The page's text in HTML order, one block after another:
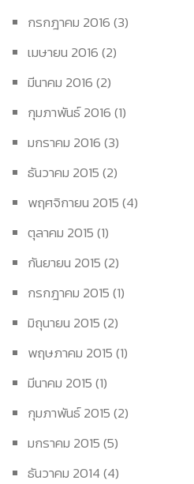
กรกฎาคม 2016(3)
เมษายน 2016(2)
มีนาคม 2016(2)
กุมภาพันธ์ 2016(1)
มกราคม 2016(3)
ธันวาคม 2015(2)
พฤศจิกายน 2015(4)
ตุลาคม 2015(1)
กันยายน 2015(2)
กรกฎาคม 2015(1)
มิถุนายน 2015(2)
พฤษภาคม 2015(1)
มีนาคม 2015(1)
กุมภาพันธ์ 2015(2)
มกราคม 2015(5)
ธันวาคม 2014(4)